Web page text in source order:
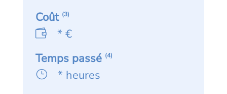
Coût (3)
* €
Temps passé (4)
* heures